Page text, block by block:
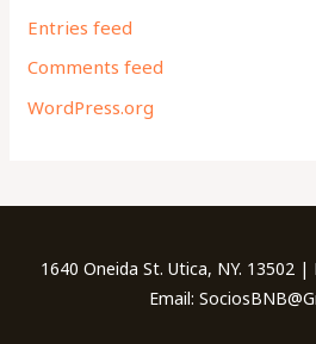
Entries feed
Comments feed
WordPress.org
1640 Oneida St. Utica, NY. 13502
Email: